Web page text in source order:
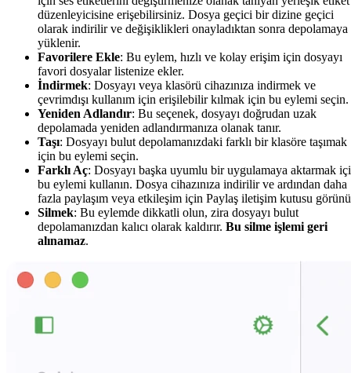
düzenleyicisine erişebilirsiniz. Dosya geçici bir dizine geçici
olarak indirilir ve değişiklikleri onayladıktan sonra depolamaya
yüklenir.
Favorilere Ekle: Bu eylem, hızlı ve kolay erişim için dosyayı
favori dosyalar listenize ekler.
İndirmek: Dosyayı veya klasörü cihazınıza indirmek ve
çevrimdışı kullanım için erişilebilir kılmak için bu eylemi seçin.
Yeniden Adlandır: Bu seçenek, dosyayı doğrudan uzak
depolamada yeniden adlandırmanıza olanak tanır.
Taşı: Dosyayı bulut depolamanızdaki farklı bir klasöre taşımak
için bu eylemi seçin.
Farklı Aç: Dosyayı başka uyumlu bir uygulamaya aktarmak
bu eylemi kullanın. Dosya cihazınıza indirilir ve ardından daha
fazla paylaşım veya etkileşim için Paylaş iletişim kutusu
Silmek: Bu eylemde dikkatli olun, zira dosyayı bulut
depolamanızdan kalıcı olarak kaldırır. Bu silme işlemi geri
alınamaz.